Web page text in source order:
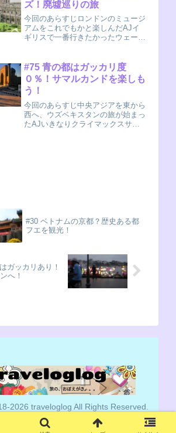
⇩それにしても、何...
ズ！廃墟巡りの旅
今回のあらすじロンドンのミュージ
アムをこれでもかと楽しんだAJイ
ギリスで一番行きたかったウェール
を離れてイギリスの田舎に向かいま
す。イギリスは4つの地域分かれて
いて、それぞれイ...
#75 青の都はガッカリ度
０％！サマルカンドを楽しも
う！
今回のあらすじ中央アジアを東から
西へ、ウズベキスタンの旅が始まっ
たAJいきなりクライマックスサマ
#30 ベトナムの京都？歴史ある都
フエを観光！
ガッカリあり！
へ！
2026 traveloglog All Rights Reserved.